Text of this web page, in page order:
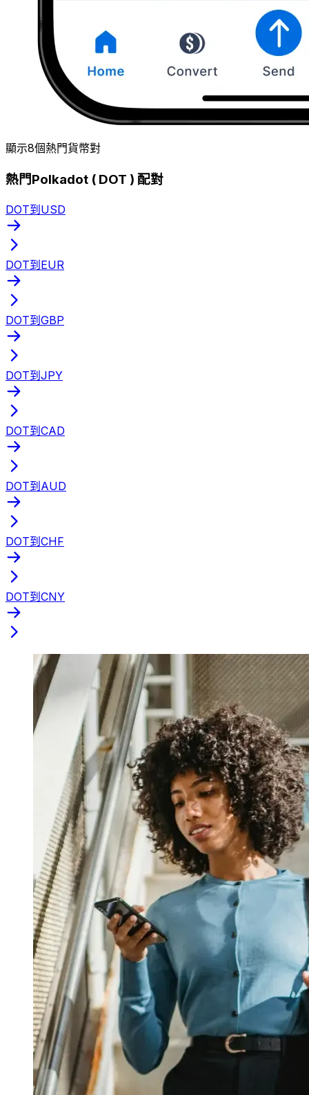
顯示8個熱門貨幣對
熱門Polkadot ( DOT ) 配對
DOT到USD
DOT到EUR
DOT到GBP
DOT到JPY
DOT到CAD
DOT到AUD
DOT到CHF
DOT到CNY